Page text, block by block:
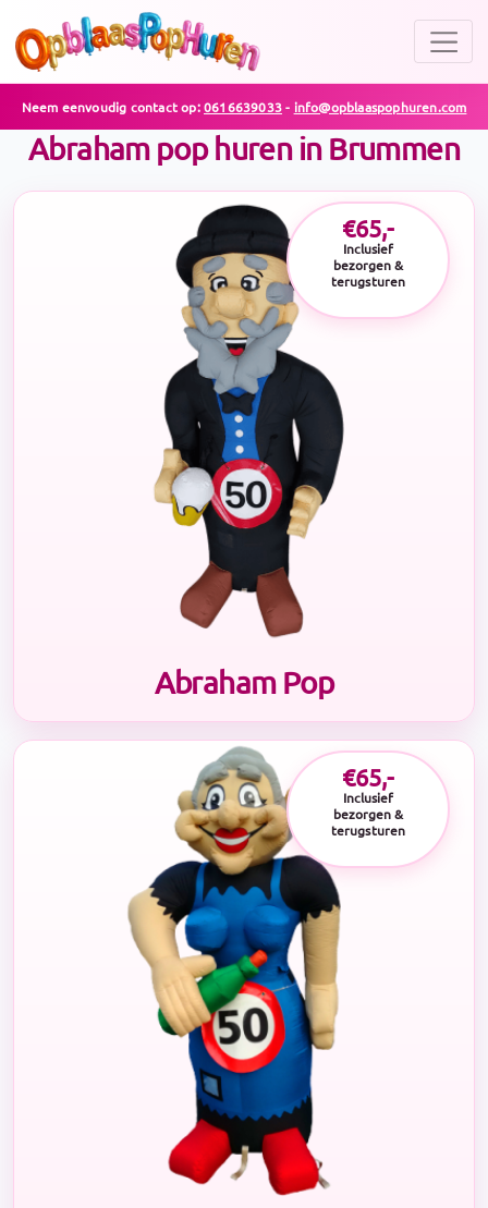
Neem eenvoudig contact op:0616639033- info@opblaaspophuren.com
Abraham pop huren in Brummen
€65,-
Inclusief
bezorgen &
terugsturen
Abraham Pop
€65,-
Inclusief
bezorgen &
terugsturen